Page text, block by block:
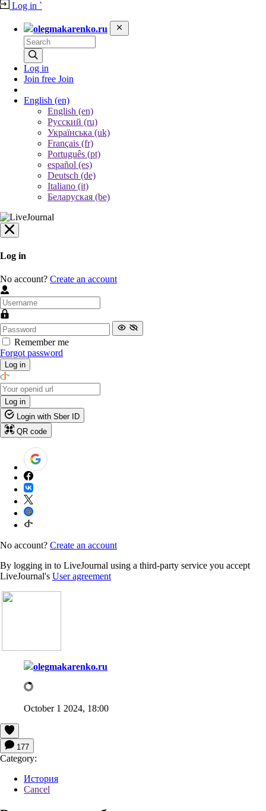
Log in `
olegmakarenko.ru
Log in
Join free Join
English (en)
English (en)
Русский (ru)
Українська (uk)
Français (fr)
Português (pt)
español (es)
Deutsch (de)
Italiano (it)
Беларуская (be)
Log in
No account? Create an account
Remember me
Forgot password
Log in
Log in
Login with Sber ID
QR code
No account? Create an account
By logging in to LiveJournal using a third-party service you accept
LiveJournal's User agreement
olegmakarenko.ru
October 1 2024, 18:00
177
Category:
История
Cancel